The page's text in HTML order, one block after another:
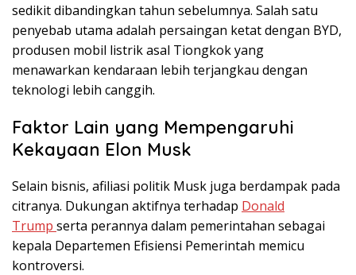
sedikit dibandingkan tahun sebelumnya. Salah satu
penyebab utama adalah persaingan ketat dengan BYD,
produsen mobil listrik asal Tiongkok yang
menawarkan kendaraan lebih terjangkau dengan
teknologi lebih canggih.
Faktor Lain yang Mempengaruhi
Kekayaan Elon Musk
Selain bisnis, afiliasi politik Musk juga berdampak pada
citranya. Dukungan aktifnya terhadap Donald
Trump serta perannya dalam pemerintahan sebagai
kepala Departemen Efisiensi Pemerintah memicu
kontroversi.